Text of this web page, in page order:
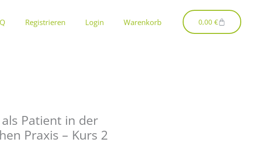
Registrieren Login Warenkorb 0,00€Warenkorb
Patient in der
Praxis – Kurs 2